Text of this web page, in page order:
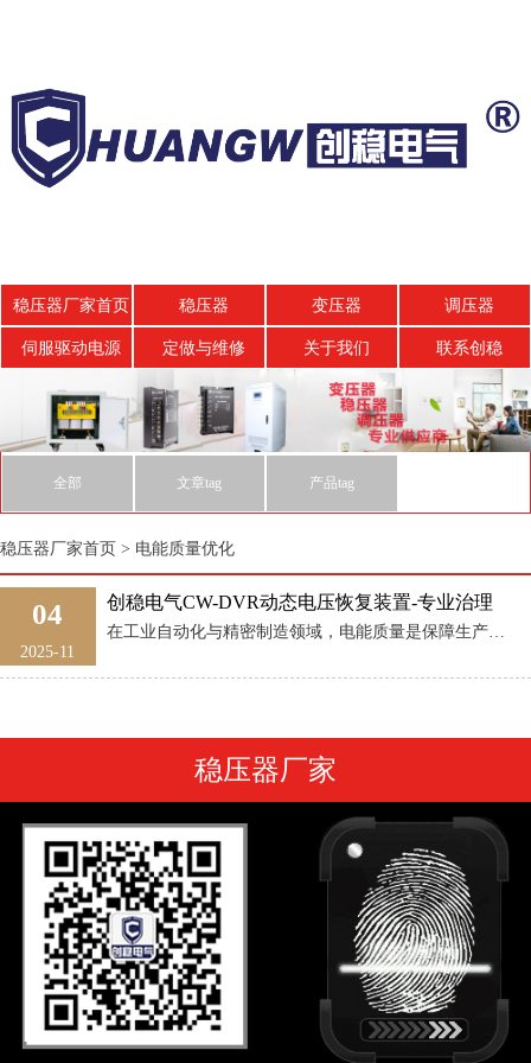
稳压器厂家首页 稳压器 变压器 调压器
伺服驱动电源 定做与维修 关于我们 联系创稳
全部 文章tag 产品tag
稳压器厂家首页 > 电能质量优化
04
2025-11
创稳电气CW-DVR动态电压恢复装置-专业治理
在工业自动化与精密制造领域，电能质量是保障生产连续性的核心前提。然而，电网雷击、线路故障、负载突变等突发情况引发的电压暂降、骤升及三相不平衡，哪怕持续毫秒级、幅度仅10%，也可能导致精密设备停机、生产 ...
稳压器厂家